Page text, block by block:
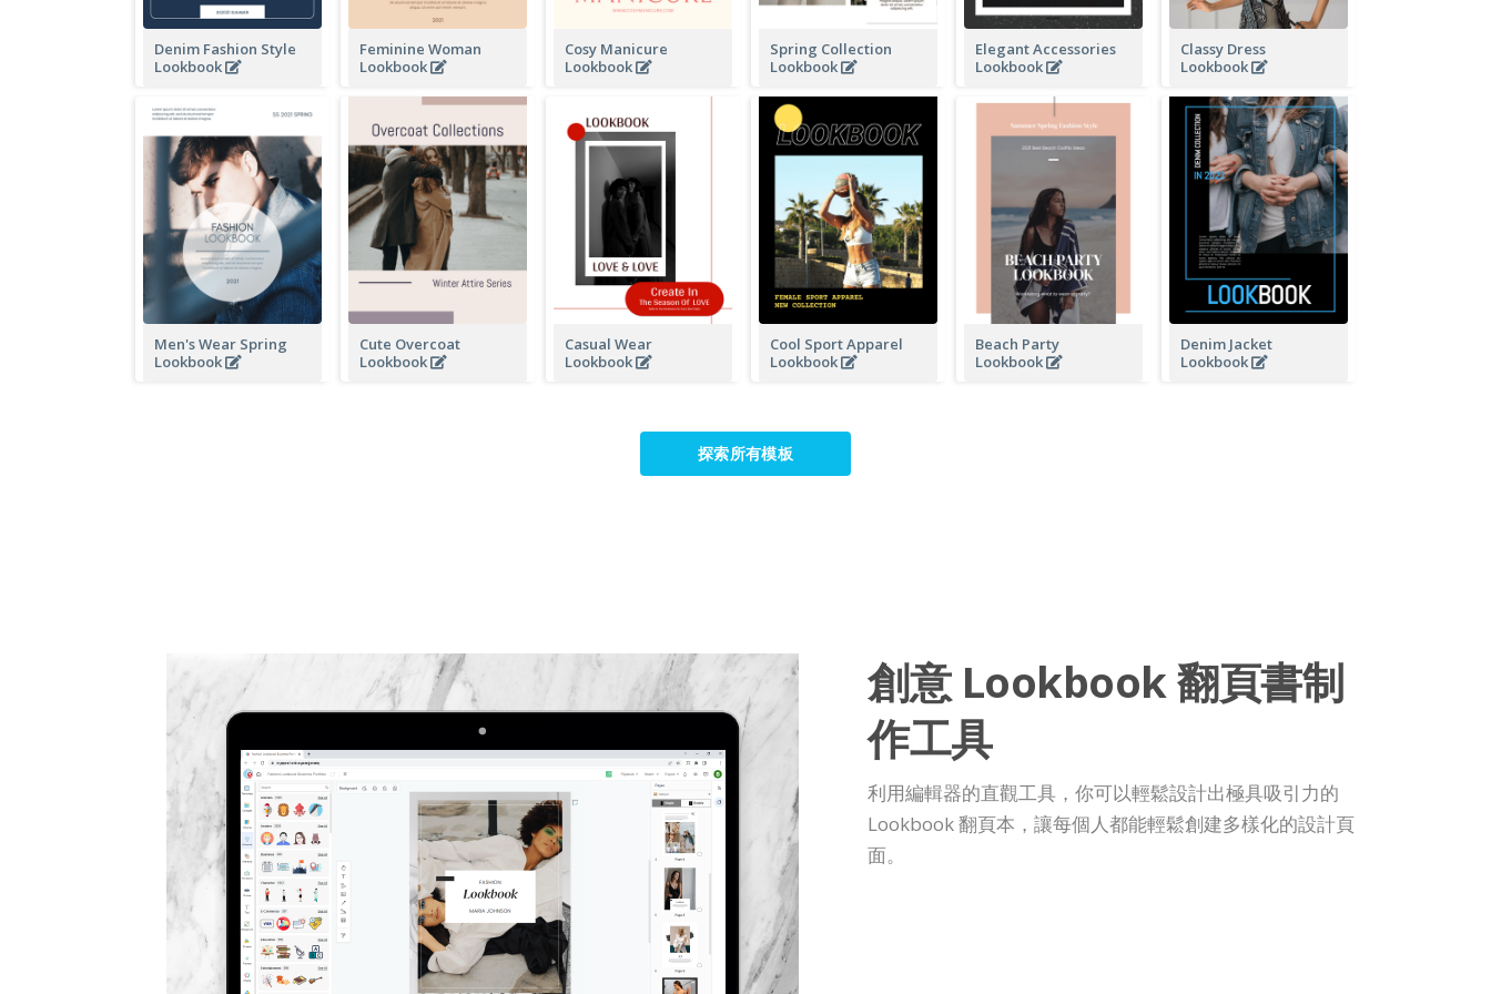
Denim Fashion Style
Lookbook
Men's Wear Spring
Lookbook
Feminine Woman
Lookbook
Cute Overcoat
Lookbook
Cosy Manicure
Lookbook
Casual Wear
Lookbook
Spring Collection
Lookbook
Cool Sport Apparel
Lookbook
Elegant Accessories
Lookbook
Beach Party
Lookbook
Classy Dress
Lookbook
Denim Jacket
Lookbook
探索所有模板
創意 Lookbook 翻頁書制
作工具
利用編輯器的直觀工具，你可以輕鬆設計出極具吸引力的
Lookbook 翻頁本，讓每個人都能輕鬆創建多樣化的設計頁
面。